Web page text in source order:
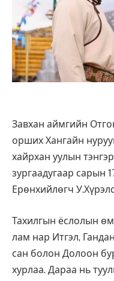
Завхан аймгийн
орших Хангайн
хайрхан уулын
зургаадугаар сарын
Ерөнхийлөгч
Тахилгын ёслолын
лам нар Итгэл,
сан болон Долоон
хурлаа. Дараа нь